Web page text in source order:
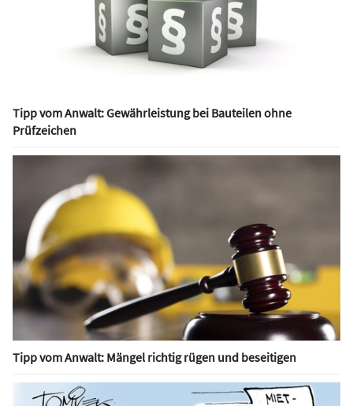
Tipp vom Anwalt: Gewährleistung bei Bauteilen ohne
Prüfzeichen
Tipp vom Anwalt: Mängel richtig rügen und beseitigen